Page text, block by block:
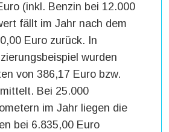
(inkl. Benzin bei 12.000
fällt im Jahr nach dem
Euro zurück. In
wurden
von 386,17 Euro bzw.
Bei 25.000
im Jahr liegen die
bei 6.835,00 Euro